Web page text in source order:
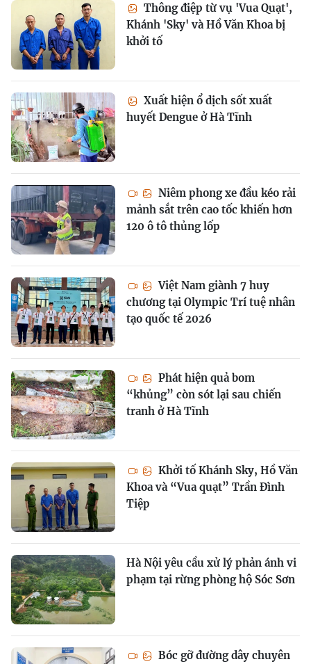
Thông điệp từ vụ 'Vua Quạt',
Khánh 'Sky' và Hồ Văn Khoa bị
khởi tố
Xuất hiện ổ dịch sốt xuất
huyết Dengue ở Hà Tĩnh
Niêm phong xe đầu kéo rải
mảnh sắt trên cao tốc khiến hơn
120 ô tô thủng lốp
Việt Nam giành 7 huy
chương tại Olympic Trí tuệ nhân
tạo quốc tế 2026
Phát hiện quả bom
“khủng” còn sót lại sau chiến
tranh ở Hà Tĩnh
Khởi tố Khánh Sky, Hồ Văn
Khoa và “Vua quạt” Trần Đình
Tiệp
Hà Nội yêu cầu xử lý phản ánh vi
phạm tại rừng phòng hộ Sóc Sơn
Bóc gỡ đường dây chuyên